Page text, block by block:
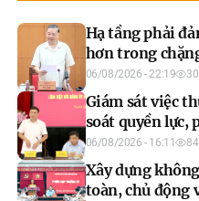
Hạ tầng phải
hơn trong
06/08/2026 - 22:19 30
Giám sát việc
soát quyền lực,
tiêu cực trong
06/08/2026 - 16:11 84
Xây dựng
toàn, chủ động